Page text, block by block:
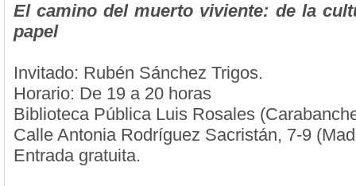
El camino del muerto viviente: de la
papel
Invitado: Rubén Sánchez Trigos.
Horario: De 19 a 20 horas
Biblioteca Pública Luis Rosales
Calle Antonia Rodríguez Sacristán, 7-9
Entrada gratuita.